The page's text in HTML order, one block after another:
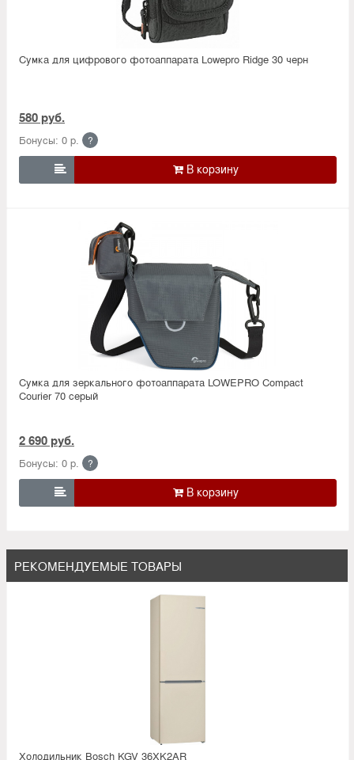
Сумка для цифрового фотоаппарата Lowepro Ridge 30 черн
580 руб.
Бонусы: 0 р. ?

Сумка для зеркального фотоаппарата LOWEPRO Compact
Courier 70 серый
2 690 руб.
Бонусы: 0 р. ?

РЕКОМЕНДУЕМЫЕ ТОВАРЫ
Холодильник Bosсh KGV 36XK2AR